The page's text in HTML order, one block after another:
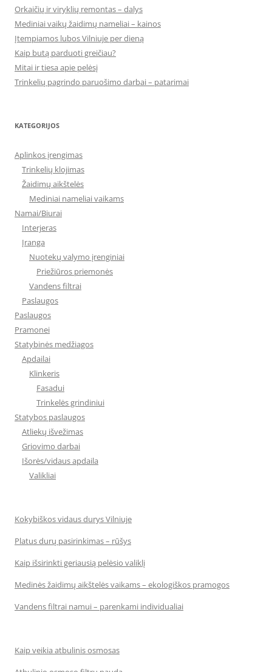
Orkaičių ir viryklių remontas – dalys
Mediniai vaikų žaidimų nameliai – kainos
Įtempiamos lubos Vilniuje per dieną
Kaip butą parduoti greičiau?
Mitai ir tiesa apie pelėsį
Trinkelių pagrindo paruošimo darbai – patarimai
KATEGORIJOS
Aplinkos įrengimas
Trinkelių klojimas
Žaidimų aikštelės
Mediniai nameliai vaikams
Namai/Biurai
Interjeras
Įranga
Nuotekų valymo įrenginiai
Priežiūros priemonės
Vandens filtrai
Paslaugos
Paslaugos
Pramonei
Statybinės medžiagos
Apdailai
Klinkeris
Fasadui
Trinkelės grindiniui
Statybos paslaugos
Atliekų išvežimas
Griovimo darbai
Išorės/vidaus apdaila
Valikliai
Kokybiškos vidaus durys Vilniuje
Platus durų pasirinkimas – rūšys
Kaip išsirinkti geriausią pelėsio valiklį
Medinės žaidimų aikštelės vaikams – ekologiškos pramogos
Vandens filtrai namui – parenkami individualiai
Kaip veikia atbulinis osmosas